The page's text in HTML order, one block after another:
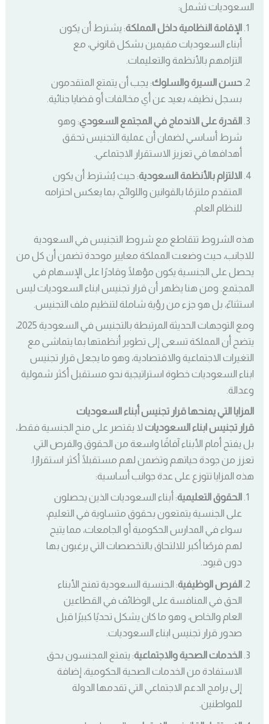
السعوديات تشمل:
الإقامة النظامية داخل المملكة: يشترط أن يكون
أبناء السعوديات مقيمين بشكل قانوني، مع
التزامهم بالأنظمة والتعليمات.
حسن السيرة والسلوك: يجب أن يتمتع المتقدمون
بسجل نظيف، بعيد عن أي مخالفات أو قضايا جنائية.
القدرة على الاندماج في المجتمع السعودي: وهو
شرط أساسي لضمان أن عملية التجنيس تحقق
أهدافها في تعزيز الاستقرار الاجتماعي.
الالتزام بالأنظمة السعودية: حيث يُشترط أن يكون
المتقدم ملتزمًا بالقوانين واللوائح، بما يعكس احترامه
للنظام العام.
هذه الشروط تتقاطع مع شروط التجنيس في السعودية
للاجانب، حيث وضعت المملكة معايير موحدة تضمن أن كل من
يحصل على الجنسية يكون مؤهلًا وقادرًا على الإسهام في
المجتمع. ومن هنا يظهر أن قرار تجنيس ابناء السعوديات ليس
استثناءً، بل هو جزء من رؤية شاملة لتنظيم ملف التجنيس.
ومع التوجهات الحديثة المرتبطة بالتجنيس في السعودية 2025،
يتضح أن المملكة تسعى إلى تطوير أنظمتها بما يتماشى مع
التغيرات الاجتماعية والاقتصادية، وهو ما يجعل قرار تجنيس
ابناء السعوديات خطوة استراتيجية نحو مستقبل أكثر شمولية
وعدالة.
المزايا التي يمنحها قرار تجنيس أبناء السعوديات
قرار تجنيس ابناء السعوديات لا يقتصر على منح الجنسية فقط،
بل يفتح أمام الأبناء آفاقًا واسعة من الحقوق والفرص التي
تعزز من جودة حياتهم وتضمن لهم مستقبلًا أكثر استقرارًا.
هذه المزايا تتوزع على عدة جوانب أساسية:
الحقوق التعليمية: أبناء السعوديات الذين يحصلون
على الجنسية يتمتعون بحقوق متساوية في التعليم،
سواء في المدارس الحكومية أو الجامعات، مما يتيح
لهم فرصًا أكبر للالتحاق بالتخصصات التي يرغبون بها
دون قيود.
الفرص الوظيفية: الجنسية السعودية تمنح الأبناء
الحق في المنافسة على الوظائف في القطاعين
العام والخاص، وهو ما كان يشكل تحديًا كبيرًا قبل
صدور قرار تجنيس ابناء السعوديات.
الخدمات الصحية والاجتماعية: يتمتع المجنسون بحق
الاستفادة من الخدمات الصحية الحكومية، إضافة
إلى برامج الدعم الاجتماعي التي تقدمها الدولة
للمواطنين.